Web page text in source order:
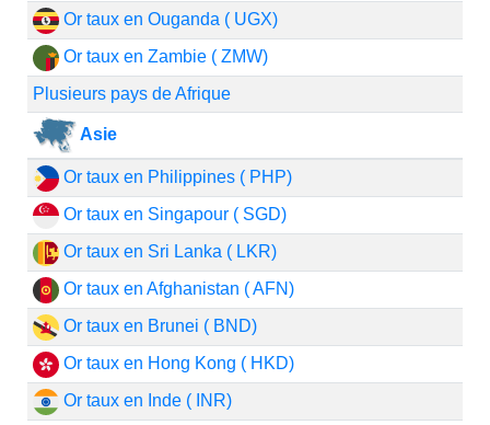
Or taux en Ouganda ( UGX)
Or taux en Zambie ( ZMW)
Plusieurs pays de Afrique
Asie
Or taux en Philippines ( PHP)
Or taux en Singapour ( SGD)
Or taux en Sri Lanka ( LKR)
Or taux en Afghanistan ( AFN)
Or taux en Brunei ( BND)
Or taux en Hong Kong ( HKD)
Or taux en Inde ( INR)